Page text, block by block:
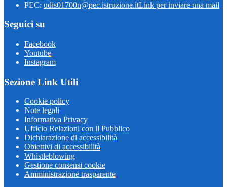
PEC: udis01700n@pec.istruzione.itLink per inviare una mail
Seguici su
Facebook
Youtube
Instagram
Sezione Link Utili
Cookie policy
Note legali
Informativa Privacy
Ufficio Relazioni con il Pubblico
Dichiarazione di accessibilità
Obiettivi di accessibilità
Whistleblowing
Gestione consensi cookie
Amministrazione trasparente